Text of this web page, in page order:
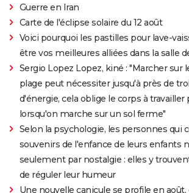
Guerre en Iran
Carte de l'éclipse solaire du 12 août
Voici pourquoi les pastilles pour lave-
être vos meilleures alliées dans la salle
Sergio Lopez Lopez, kiné : "Marcher sur
plage peut nécessiter jusqu'à près de
d'énergie, cela oblige le corps à travailler
lorsqu'on marche sur un sol ferme"
Selon la psychologie, les personnes qui
souvenirs de l'enfance de leurs enfants
seulement par nostalgie : elles y
de réguler leur humeur
Une nouvelle canicule se profile en août,